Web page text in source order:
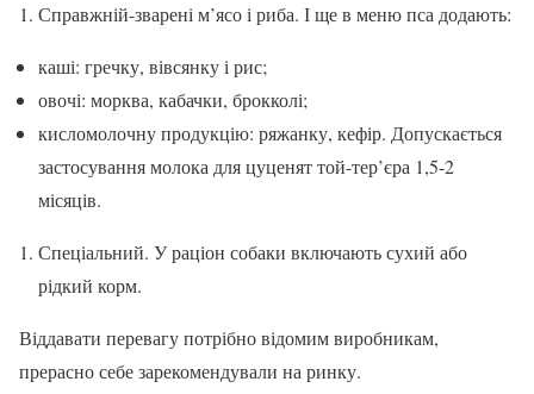
Справжній-зварені м’ясо і риба. І ще в меню пса додають:
каші: гречку, вівсянку і рис;
овочі: морква, кабачки, брокколі;
кисломолочну продукцію: ряжанку, кефір. Допускається
застосування молока для цуценят той-тер’єра 1,5-2
місяців.
Спеціальний. У раціон собаки включають сухий або
рідкий корм.
Віддавати перевагу потрібно відомим виробникам,
прерасно себе зарекомендували на ринку.